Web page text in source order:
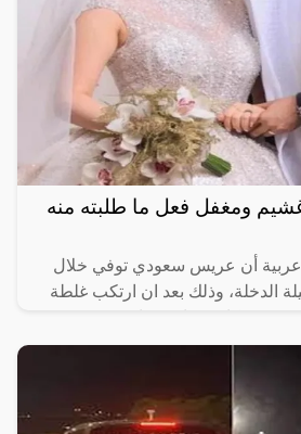
ومغفل فعل ما طلبته منه
عربية أن عريس سعودي توفي خلال
الدخلة، وذلك بعد ان ارتكب غلطة